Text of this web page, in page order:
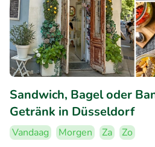
Sandwich, Bagel oder
Getränk in Düsseldorf
Vandaag Morgen Za
Zo